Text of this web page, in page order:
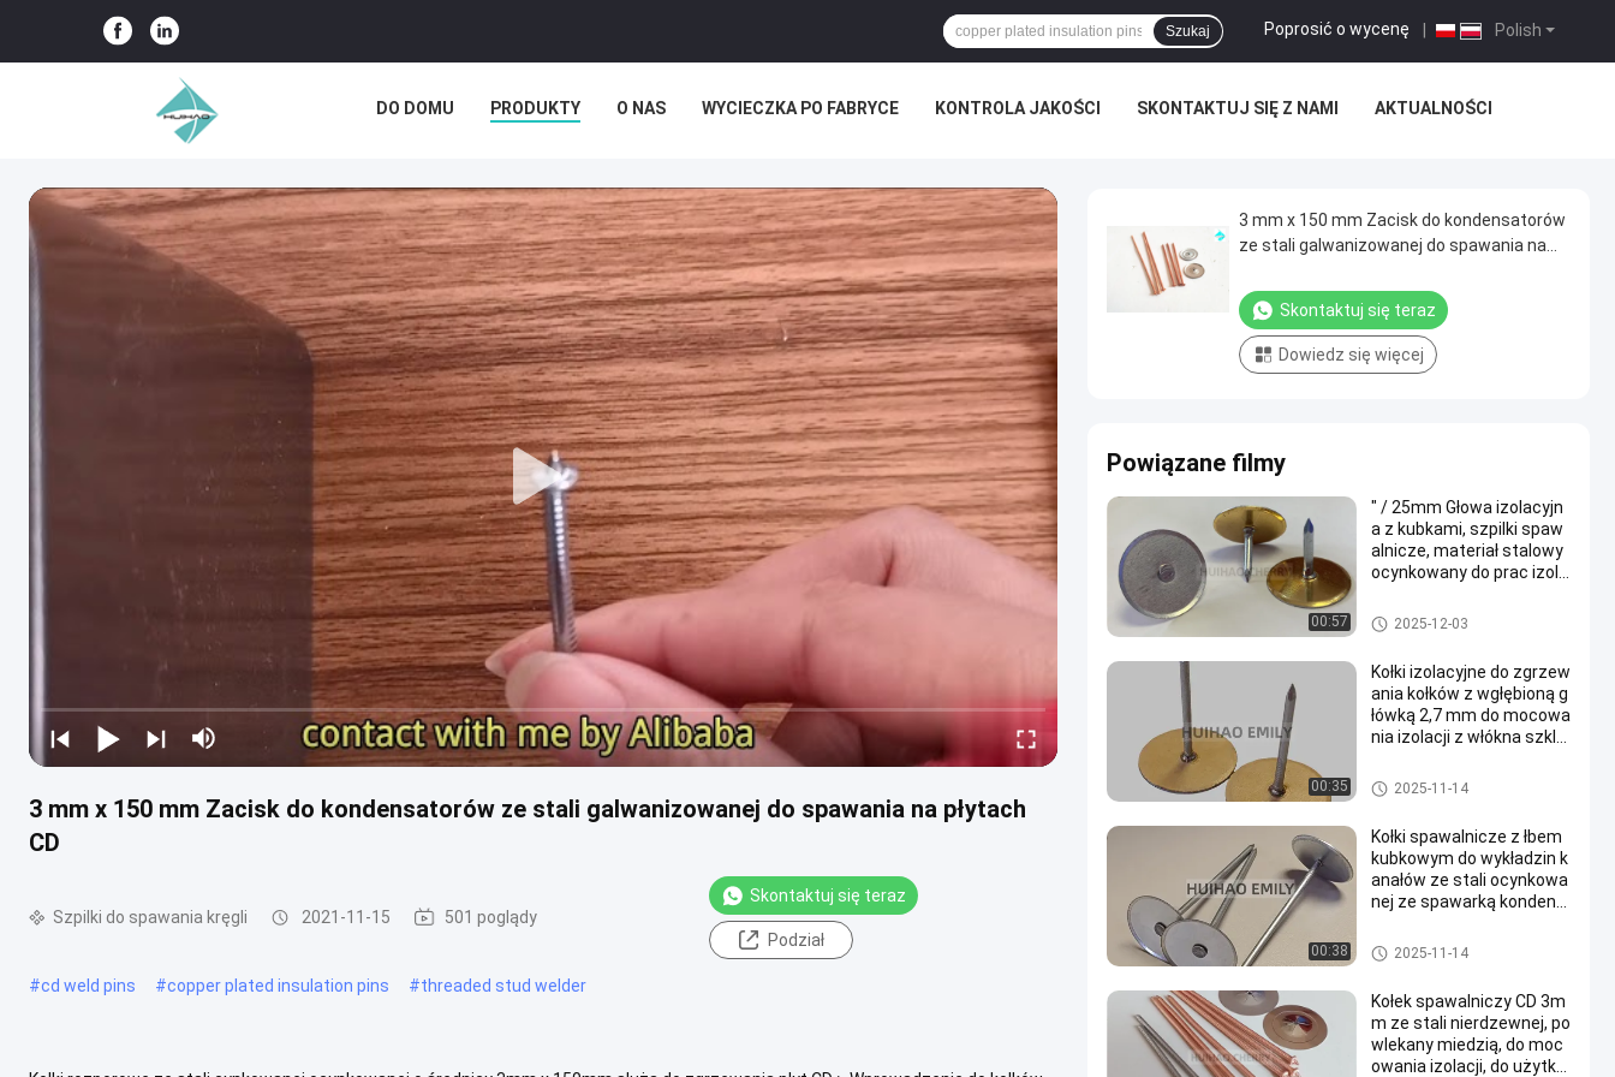
Polish
Poprosić o wycenę
Szukaj
DO DOMU PRODUKTY O NAS WYCIECZKA PO FABRYCE KONTROLA JAKOŚCI SKONTAKTUJ SIĘ Z NAMI AKTUALNOŚCI
3 mm x 150 mm Zacisk do kondensatorów ze stali galwanizowanej do spawania na płytach
CD
Szpilki do spawania kręgli 2021-11-15 501 poglądy
Skontaktuj się teraz
Podział
#cd weld pins #copper plated insulation pins #threaded stud welder
3 mm x 150 mm Zacisk do kondensatorów
ze stali galwanizowanej do spawania na
Skontaktuj się teraz
Dowiedz się więcej
Powiązane filmy
00:57
" / 25mm Głowa izolacyjn
a z kubkami, szpilki spaw
alnicze, materiał stalowy
ocynkowany do prac izola
Szpilki do spawania kręgli
2025-12-03
00:35
Kołki izolacyjne do zgrzew
ania kołków z wgłębioną g
łówką 2,7 mm do mocowa
nia izolacji z włókna szkla
Szpilki do spawania kręgli
2025-11-14
00:38
Kołki spawalnicze z łbem
kubkowym do wykładzin k
anałów ze stali ocynkowa
nej ze spawarką kondens
Szpilki do spawania kręgli
2025-11-14
Kołek spawalniczy CD 3m
m ze stali nierdzewnej, po
wlekany miedzią, do moc
owania izolacji, do użytku